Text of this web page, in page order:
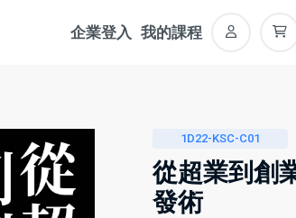
企業登入 我的課程
1D22-KSC-C01
從超業到創
發術